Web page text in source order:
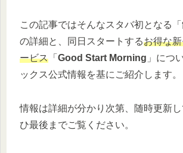
この記事ではそんなスタバ初となる「
の詳細と、同日スタートするお得な
ービス 「 Good Start Morning 」につ
ックス公式情報を基にご紹介します。
情報は詳細が分かり次第、随時更新
ひ最後までご覧ください。